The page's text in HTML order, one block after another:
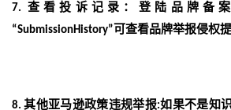
7.查看投诉记录：登陆品牌备
“SubmissionHistory”可查看品牌举报侵权提
8.其他亚马逊政策违规举报:如果不是知